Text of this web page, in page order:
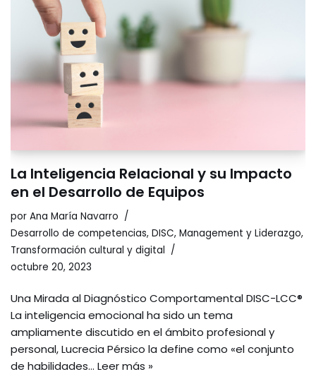
La Inteligencia Relacional y su Impacto
en el Desarrollo de Equipos
por Ana María Navarro
Desarrollo de competencias, DISC, Management y Liderazgo,
Transformación cultural y digital
octubre 20, 2023
Una Mirada al Diagnóstico Comportamental DISC-LCC®
La inteligencia emocional ha sido un tema
ampliamente discutido en el ámbito profesional y
personal, Lucrecia Pérsico la define como «el conjunto
de habilidades… Leer más »